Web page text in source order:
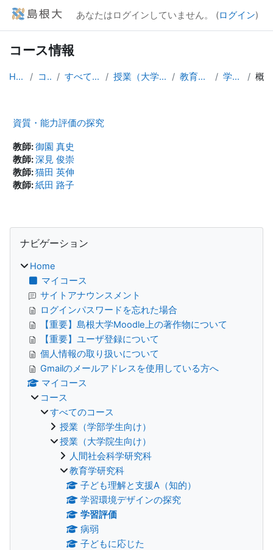
メインコンテンツへスキップする
あなたはログインしていません。 (ログイン)
コース情報
Home コース すべてのコース 授業（大学院生向け） 教育学研究科 学習評価
資質・能力評価の探究
教師:御園 真史
教師:深見 俊崇
教師:猫田 英伸
教師:紙田 路子
ブロック
ナビゲーション
Home
マイコース
サイトアナウンスメント
ログインパスワードを忘れた場合
【重要】島根大学Moodle上の著作物について
【重要】ユーザ登録について
個人情報の取り扱いについて
Gmailのメールアドレスを使用している方へ
マイコース
コース
すべてのコース
授業（学部学生向け）
授業（大学院生向け）
人間社会科学研究科
教育学研究科
子ども理解と支援A（知的）
学習環境デザインの探究
学習評価
病弱
子どもに応じた